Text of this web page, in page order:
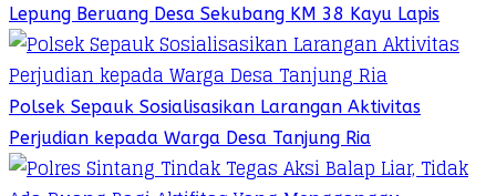
Lepung Beruang Desa Sekubang KM 38 Kayu Lapis
Polsek Sepauk Sosialisasikan Larangan Aktivitas
Perjudian kepada Warga Desa Tanjung Ria